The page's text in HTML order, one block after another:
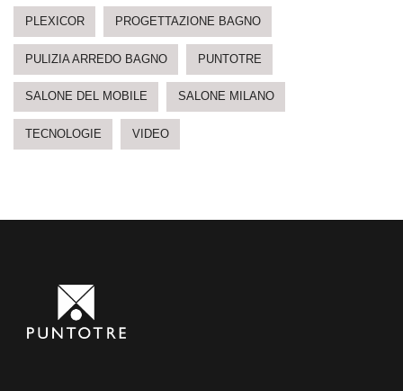
PLEXICOR PROGETTAZIONE BAGNO
PULIZIA ARREDO BAGNO PUNTOTRE
SALONE DEL MOBILE SALONE MILANO
TECNOLOGIE VIDEO